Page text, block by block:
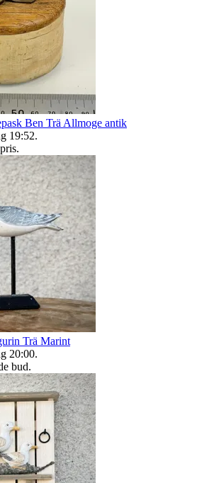
Ben Trä Allmoge antik
19:52.
.
Trä Marint
20:00.
bud.